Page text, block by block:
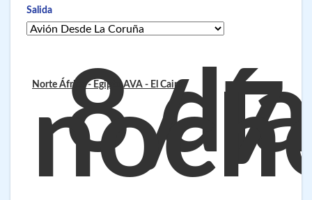
EGIPTO LEGENDARIO
VUELOS 25 CIUDADES
VUELOS A SHARM
Salida
Norte África - Egipto AVA - El Cairo
8/ 7